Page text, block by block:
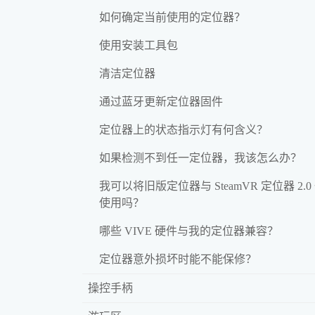
如何确定当前使用的定位器？
使用安装工具包
清洁定位器
通过蓝牙更新定位器固件
定位器上的状态指示灯有何含义？
如果检测不到任一定位器，我该怎么办？
我可以将旧版定位器与 SteamVR 定位器 2.0
使用吗？
哪些 VIVE 硬件与我的定位器兼容？
定位器意外损坏时能不能保修？
操控手柄